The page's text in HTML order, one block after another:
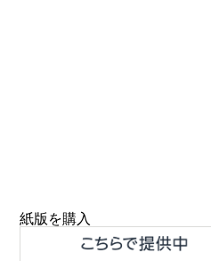
紙版を購入